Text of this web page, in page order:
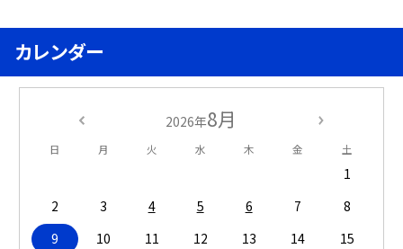
カレンダー
2026年8月
日 月 火 水 木 金 土
1
2
3 4 5 6 7
8
9
10 11 12 13 14
15